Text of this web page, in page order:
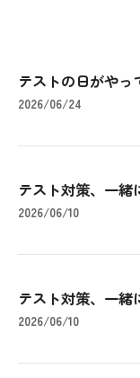
テストの日がやっ
2026/06/24
テスト対策、一
2026/06/10
テスト対策、一
2026/06/10